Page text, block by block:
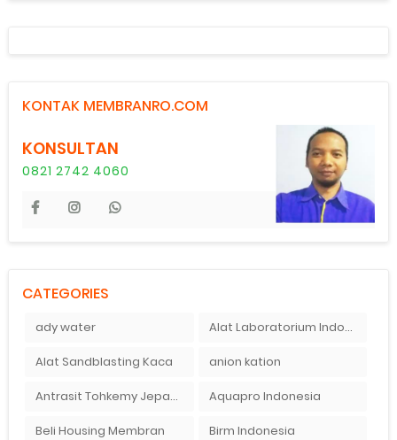
KONTAK MEMBRANRO.COM
KONSULTAN
0821 2742 4060
CATEGORIES
ady water Alat Laboratorium Indonesia
Alat Sandblasting Kaca anion kation
Antrasit Tohkemy Jepang Indonesia Aquapro Indonesia
Beli Housing Membran Birm Indonesia